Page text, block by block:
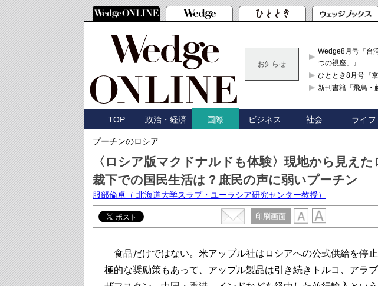
お知らせ
Wedge8月号『台
つの視座」』
ひととき8月号『
新刊書籍『飛鳥・
TOP 政治・経済 国際 ビジネス 社会 ライフ
プーチンのロシア
〈ロシア版マクドナルドも体験〉現地から見え
裁下での国民生活は？庶民の声に弱いプーチン
服部倫卓 （ 北海道大学スラブ・ユーラシア研究センター教授）
印刷画面
食品だけではない。米アップル社はロシアへの公式供給を停
極的な奨励策もあって、アップル製品は引き続きトルコ、アラ